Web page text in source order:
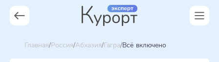
Главная Россия Абхазия Гагра Всё включено